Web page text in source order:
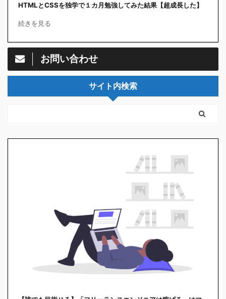
HTMLとCSSを独学で１カ月勉強してみた結果【超成長した】
続きを見る
お問い合わせ
サイト内検索